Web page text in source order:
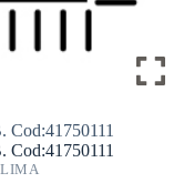
Cod:41750111
Cod:41750111
LIMA